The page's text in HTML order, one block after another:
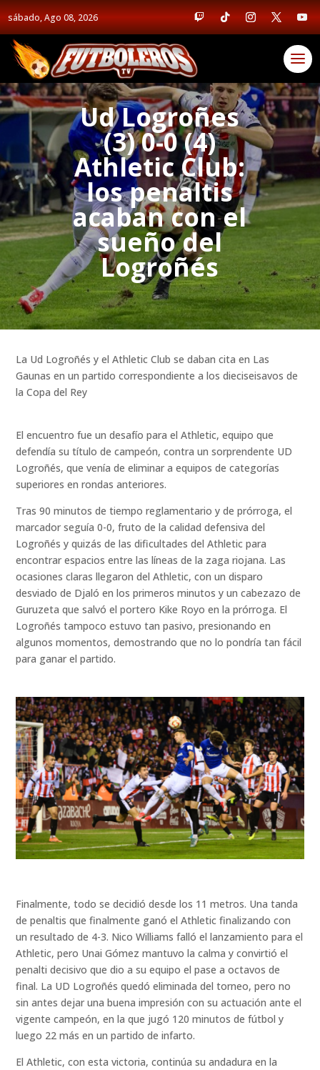
sábado, Ago 08, 2026
Ud Logroñes
(3) 0-0 (4)
Athletic Club:
los penaltis
acaban con el
sueño del
Logroñés
La Ud Logroñés y el Athletic Club se daban cita en Las
Gaunas en un partido correspondiente a los dieciseisavos de
la Copa del Rey
El encuentro fue un desafío para el Athletic, equipo que
defendía su título de campeón, contra un sorprendente UD
Logroñés, que venía de eliminar a equipos de categorías
superiores en rondas anteriores.
Tras 90 minutos de tiempo reglamentario y de prórroga, el
marcador seguía 0-0, fruto de la calidad defensiva del
Logroñés y quizás de las dificultades del Athletic para
encontrar espacios entre las líneas de la zaga riojana. Las
ocasiones claras llegaron del Athletic, con un disparo
desviado de Djaló en los primeros minutos y un cabezazo de
Guruzeta que salvó el portero Kike Royo en la prórroga. El
Logroñés tampoco estuvo tan pasivo, presionando en
algunos momentos, demostrando que no lo pondría tan fácil
para ganar el partido.
Finalmente, todo se decidió desde los 11 metros. Una tanda
de penaltis que finalmente ganó el Athletic finalizando con
un resultado de 4-3. Nico Williams falló el lanzamiento para el
Athletic, pero Unai Gómez mantuvo la calma y convirtió el
penalti decisivo que dio a su equipo el pase a octavos de
final. La UD Logroñés quedó eliminada del torneo, pero no
sin antes dejar una buena impresión con su actuación ante el
vigente campeón, en la que jugó 120 minutos de fútbol y
luego 22 más en un partido de infarto.
El Athletic, con esta victoria, continúa su andadura en la